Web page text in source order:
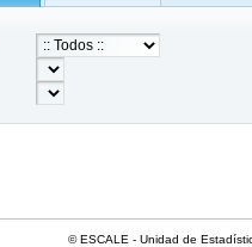
© ESCALE - Unidad de